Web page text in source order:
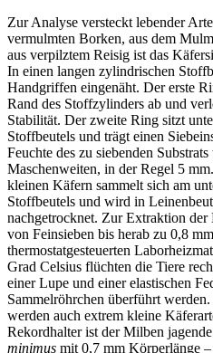
Zur Analyse versteckt lebender
vermulmten Borken, aus dem
aus verpilztem Reisig ist das
In einen langen zylindrischen
Handgriffen eingenäht. Der erste
Rand des Stoffzylinders ab und
Stabilität. Der zweite Ring sitzt
Stoffbeutels und trägt einen
Feuchte des zu siebenden
Maschenweiten, in der Regel 5
kleinen Käfern sammelt sich am
Stoffbeutels und wird in
nachgetrocknet. Zur Extraktion
von Feinsieben bis herab zu 0,8
thermostatgesteuerten
Grad Celsius flüchten die Tiere
einer Lupe und einer elastischen
Sammelröhrchen überführt
werden auch extrem kleine
Rekordhalter ist der Milben
minimus mit 0,7 mm Körperlänge